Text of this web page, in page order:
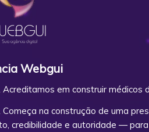
Webgui
em construir médicos
na construção de uma
credibilidade e autoridade —